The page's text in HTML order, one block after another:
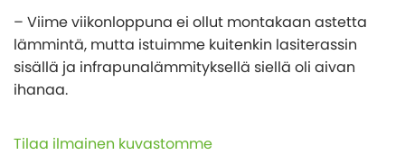
– Viime viikonloppuna ei ollut montakaan astetta
lämmintä, mutta istuimme kuitenkin lasiterassin
sisällä ja infrapunalämmityksellä siellä oli aivan
ihanaa.
Tilaa ilmainen kuvastomme